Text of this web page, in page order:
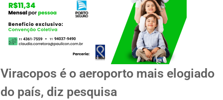
Viracopos é o aeroporto mais elogiado
do país, diz pesquisa